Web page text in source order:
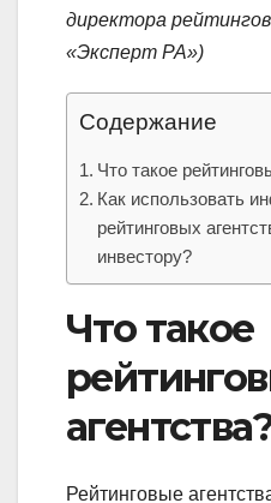
директора
«Эксперт РА»)
Содержание
Что такое
Как использовать
рейтинговых
инвестору?
Что такое
Рейтинговые